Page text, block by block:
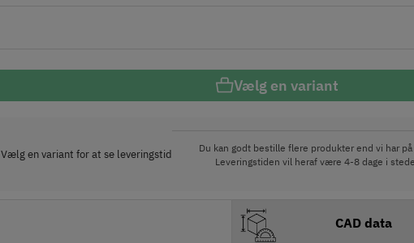
Vælg en variant
Vælg en variant for at se leveringstid
Du kan godt bestille flere produkter end vi har på
Leveringstiden vil heraf være 4-8 dage i
CAD data